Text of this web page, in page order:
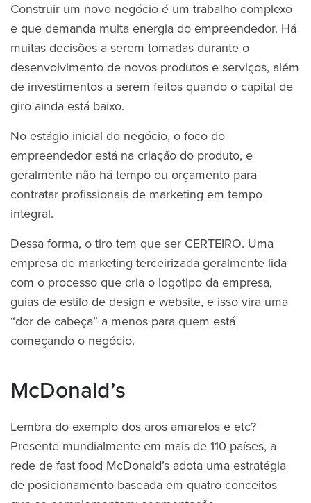
Construir um novo negócio é um trabalho complexo
e que demanda muita energia do empreendedor. Há
muitas decisões a serem tomadas durante o
desenvolvimento de novos produtos e serviços, além
de investimentos a serem feitos quando o capital de
giro ainda está baixo.
No estágio inicial do negócio, o foco do
empreendedor está na criação do produto, e
geralmente não há tempo ou orçamento para
contratar profissionais de marketing em tempo
integral.
Dessa forma, o tiro tem que ser CERTEIRO. Uma
empresa de marketing terceirizada geralmente lida
com o processo que cria o logotipo da empresa,
guias de estilo de design e website, e isso vira uma
“dor de cabeça” a menos para quem está
começando o negócio.
McDonald’s
Lembra do exemplo dos aros amarelos e etc?
Presente mundialmente em mais de 110 países, a
rede de fast food McDonald’s adota uma estratégia
de posicionamento baseada em quatro conceitos